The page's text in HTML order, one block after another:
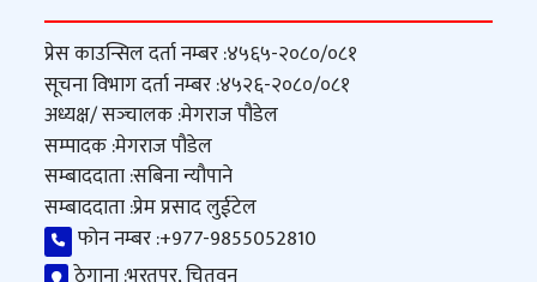
प्रेस काउन्सिल दर्ता नम्बर :४५६५-२०८०/०८१
सूचना विभाग दर्ता नम्बर :४५२६-२०८०/०८१
अध्यक्ष/ सञ्‍चालक :मेगराज पौडेल
सम्पादक :मेगराज पौडेल
सम्बाददाता :सबिना न्यौपाने
सम्बाददाता :प्रेम प्रसाद लुईटेल
फोन नम्बर :+977-9855052810